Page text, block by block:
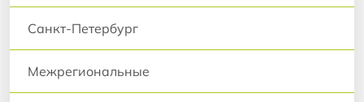
Санкт-Петербург
Межрегиональные